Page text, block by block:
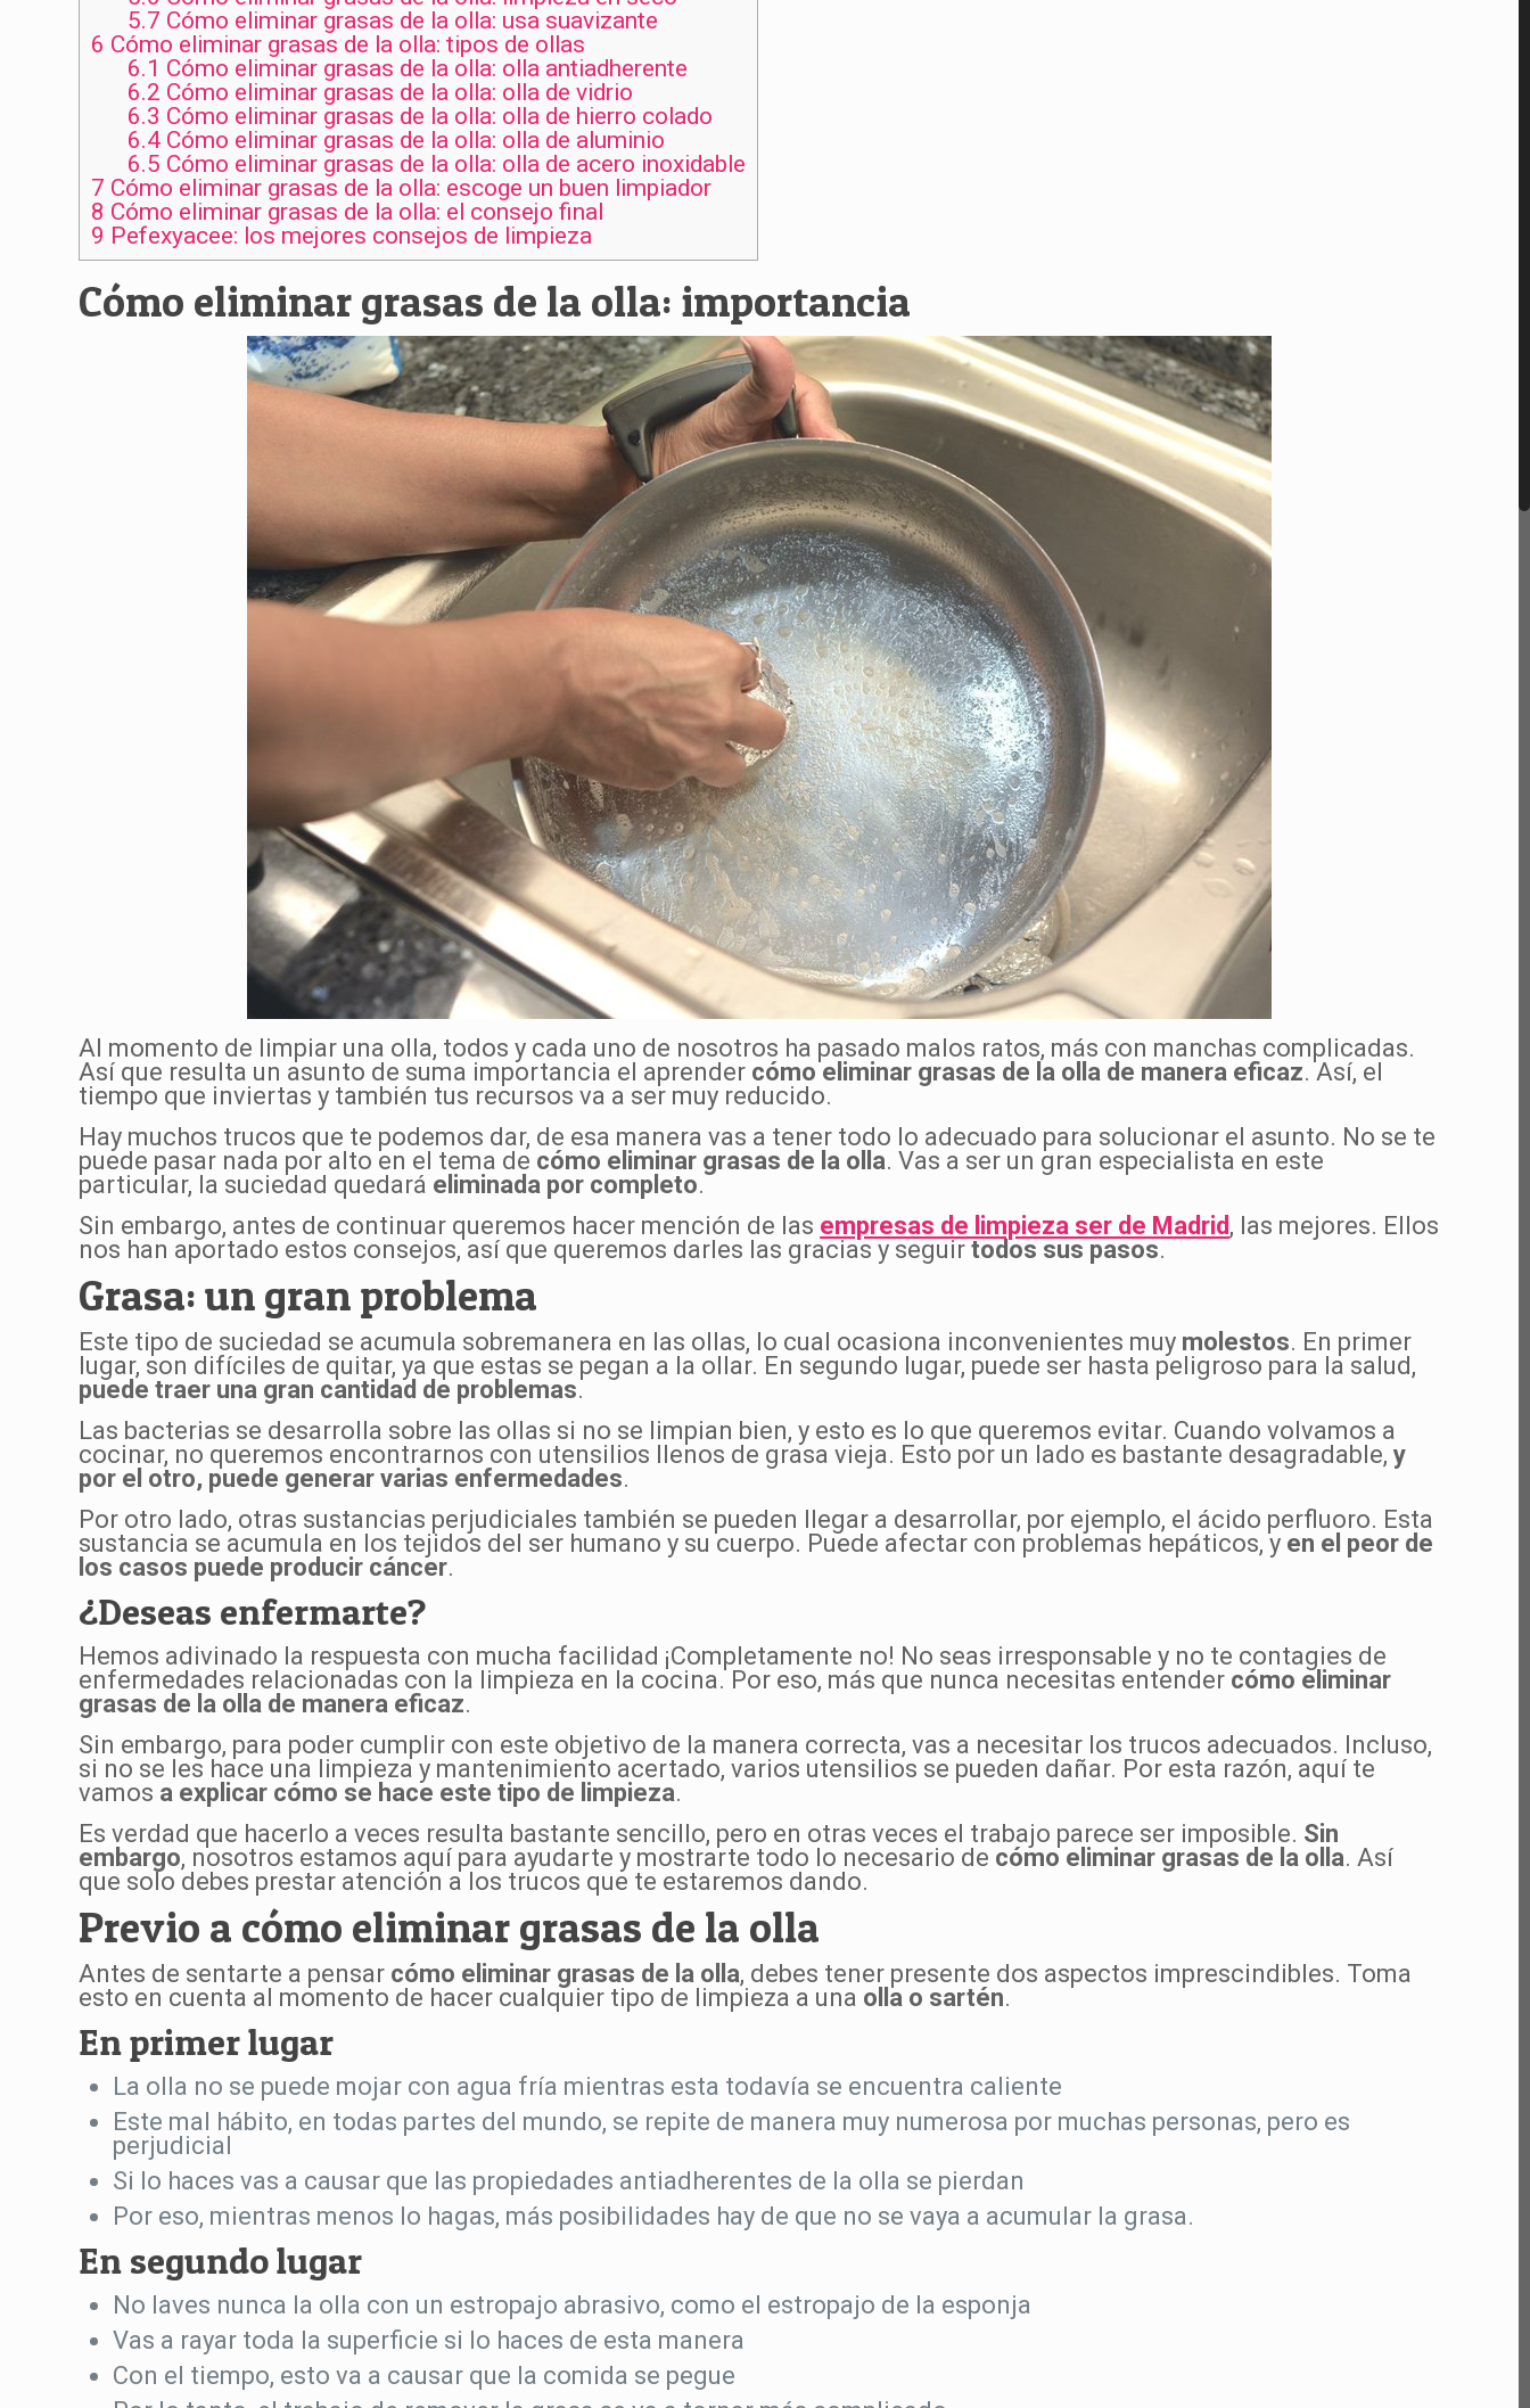
5.7 Cómo eliminar grasas de la olla: usa suavizante
6 Cómo eliminar grasas de la olla: tipos de ollas
6.1 Cómo eliminar grasas de la olla: olla antiadherente
6.2 Cómo eliminar grasas de la olla: olla de vidrio
6.3 Cómo eliminar grasas de la olla: olla de hierro colado
6.4Cómo eliminar grasas de la olla: olla de aluminio
6.5 Cómo eliminar grasas de la olla: olla de acero inoxidable
7 Cómo eliminar grasas de la olla: escoge un buen limpiador
8 Cómo eliminar grasas de la olla: el consejo final
9 Pefexyacee: los mejores consejos de limpieza
Cómo eliminar grasas de la olla: importancia
Al momento de limpiar una olla, todos y cada uno de nosotros ha pasado malos ratos, más con manchas complicadas.
Así que resulta un asunto de suma importancia el aprender cómo eliminar grasas de la olla de manera eficaz. Así, el
tiempo que inviertas y también tus recursos va a ser muy reducido.
Hay muchos trucos que te podemos dar, de esa manera vas a tener todo lo adecuado para solucionar el asunto. No se te
puede pasar nada por alto en el tema de cómo eliminar grasas de la olla. Vas a ser un gran especialista en este
particular, la suciedad quedará eliminada por completo.
Sin embargo, antes de continuar queremos hacer mención de las empresas de limpieza ser de Madrid , las mejores. Ellos
nos han aportado estos consejos, así que queremos darles las gracias y seguirtodos sus pasos.
Grasa: un gran problema
Este tipo de suciedad se acumula sobremanera en las ollas, lo cual ocasiona inconvenientes muy molestos. En primer
lugar, son difíciles de quitar, ya que estas se pegan a la ollar. En segundo lugar, puede ser hasta peligroso para la salud,
puede traer una gran cantidad de problemas.
Las bacterias se desarrolla sobre las ollas si no se limpian bien, y esto es lo que queremos evitar. Cuando volvamos a
cocinar, no queremos encontrarnos con utensilios llenos de grasa vieja. Esto por un lado es bastante desagradable,y
por el otro, puede generar varias enfermedades.
Por otro lado, otras sustancias perjudiciales también se pueden llegar a desarrollar, por ejemplo, el ácido perfluoro. Esta
sustancia se acumula en los tejidos del ser humano y su cuerpo. Puede afectar con problemas hepáticos, y en el peor de
los casos puede producir cáncer.
¿Deseas enfermarte?
Hemos adivinado la respuesta con mucha facilidad ¡Completamente no! No seas irresponsable y no te contagies de
enfermedades relacionadas con la limpieza en la cocina. Por eso, más que nunca necesitas entender cómo eliminar
grasas de la olla de manera eficaz.
Sin embargo, para poder cumplir con este objetivo de la manera correcta, vas a necesitar los trucos adecuados. Incluso,
si no se les hace una limpieza y mantenimiento acertado, varios utensilios se pueden dañar. Por esta razón, aquí te
vamos a explicar cómo se hace este tipo de limpieza.
Es verdad que hacerlo a veces resulta bastante sencillo, pero en otras veces el trabajo parece ser imposible. Sin
embargo, nosotros estamos aquí para ayudarte y mostrarte todo lo necesario de cómo eliminar grasas de la olla. Así
que solo debes prestar atención a los trucos que te estaremos dando.
Previo a cómo eliminar grasas de la olla
Antes de sentarte a pensar cómo eliminar grasas de la olla, debes tener presente dos aspectos imprescindibles. Toma
esto en cuenta al momento de hacer cualquier tipo de limpieza a una olla o sartén.
En primer lugar
La olla no se puede mojar con agua fría mientras esta todavía se encuentra caliente
Este mal hábito, en todas partes del mundo, se repite de manera muy numerosa por muchas personas, pero es
perjudicial
Si lo haces vas a causar que las propiedades antiadherentes de la olla se pierdan
Por eso, mientras menos lo hagas, más posibilidades hay de que no se vaya a acumular la grasa.
En segundo lugar
No laves nunca la olla con un estropajo abrasivo, como el estropajo de la esponja
Vas a rayar toda la superficie si lo haces de esta manera
Con el tiempo, esto va a causar que la comida se pegue